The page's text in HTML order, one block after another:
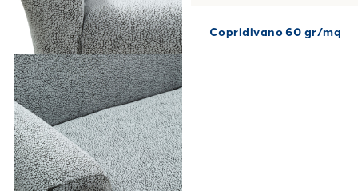
Copridivano 60 gr/mq